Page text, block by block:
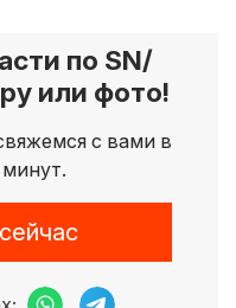
по SN/
или фото!
с вами в